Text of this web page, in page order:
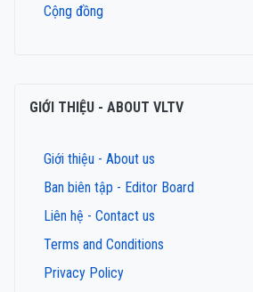
Cộng đồng
GIỚI THIỆU - ABOUT VLTV
Giới thiệu - About us
Ban biên tập - Editor Board
Liên hệ - Contact us
Terms and Conditions
Privacy Policy